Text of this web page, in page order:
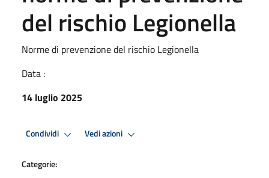
del rischio Legionella
Norme di prevenzione del rischio Legionella
Data :
14 luglio 2025
Condividi Vedi azioni
Categorie: